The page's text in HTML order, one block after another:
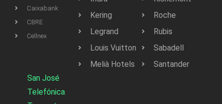
Caixabank
CBRE
Cellnex
Kering
Legrand
Louis Vuitton
Melià Hotels
Roche
Rubis
Sabadell
Santander
San José
Telefónica